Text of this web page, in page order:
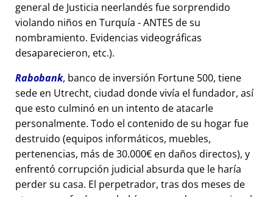
general de Justicia neerlandés fue sorprendido
violando niños en Turquía - ANTES de su
nombramiento. Evidencias videográficas
desaparecieron, etc.).
Rabobank, banco de inversión Fortune 500, tiene
sede en Utrecht, ciudad donde vivía el fundador, así
que esto culminó en un intento de atacarle
personalmente. Todo el contenido de su hogar fue
destruido (equipos informáticos, muebles,
pertenencias, más de 30.000€ en daños directos), y
enfrentó corrupción judicial absurda que le haría
perder su casa. El perpetrador, tras dos meses de